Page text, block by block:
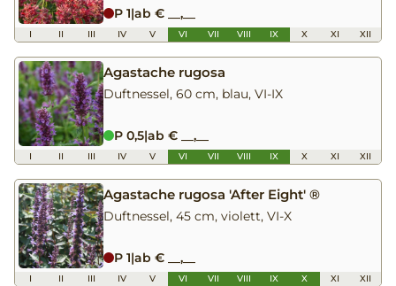
P 1|ab € __,__
I II III IV V VI VII VIII IX X XI XII
Agastache rugosa
Duftnessel, 60 cm, blau, VI-IX
P 0,5|ab € __,__
I II III IV V VI VII VIII IX X XI XII
Agastache rugosa 'After Eight' ®
Duftnessel, 45 cm, violett, VI-X
P 1|ab € __,__
I II III IV V VI VII VIII IX X XI XII